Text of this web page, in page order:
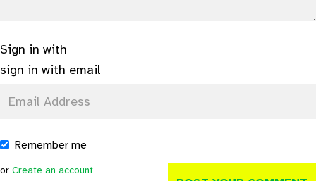
Sign in with
sign in with email
Remember me
or Create an account